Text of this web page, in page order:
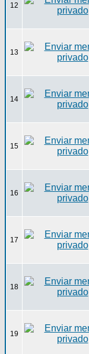
12
13
14
15
16
17
18
19